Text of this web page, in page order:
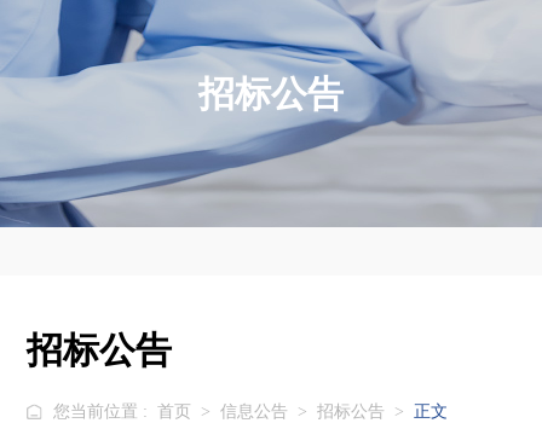
招标公告
招标公告
您当前位置 : 首页 > 信息公告 > 招标公告 > 正文